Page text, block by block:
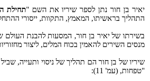
יאיר בן חור נתן לספר שיריו את השם ''תחילת
התהליך בראשיתו, המאמץ, התקוות, ייסורי
בשירתו של יאיר בן חור, המסעות להבנת העולם
מנסים השירים להאמין בכוח המלים, ליצור
שיריו של בן חור הם תהליך של ניסוי ותעייה,
''טפחות, (עמ' 11):